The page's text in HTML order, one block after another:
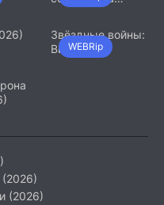
WEBRip
Звёздные войны:
Видения.
(2026)
(2026)